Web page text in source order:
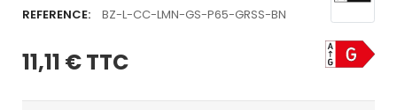
REFERENCE:
BZ-L-CC-LMN-GS-P65-GRSS-BN
11,11 €TTC